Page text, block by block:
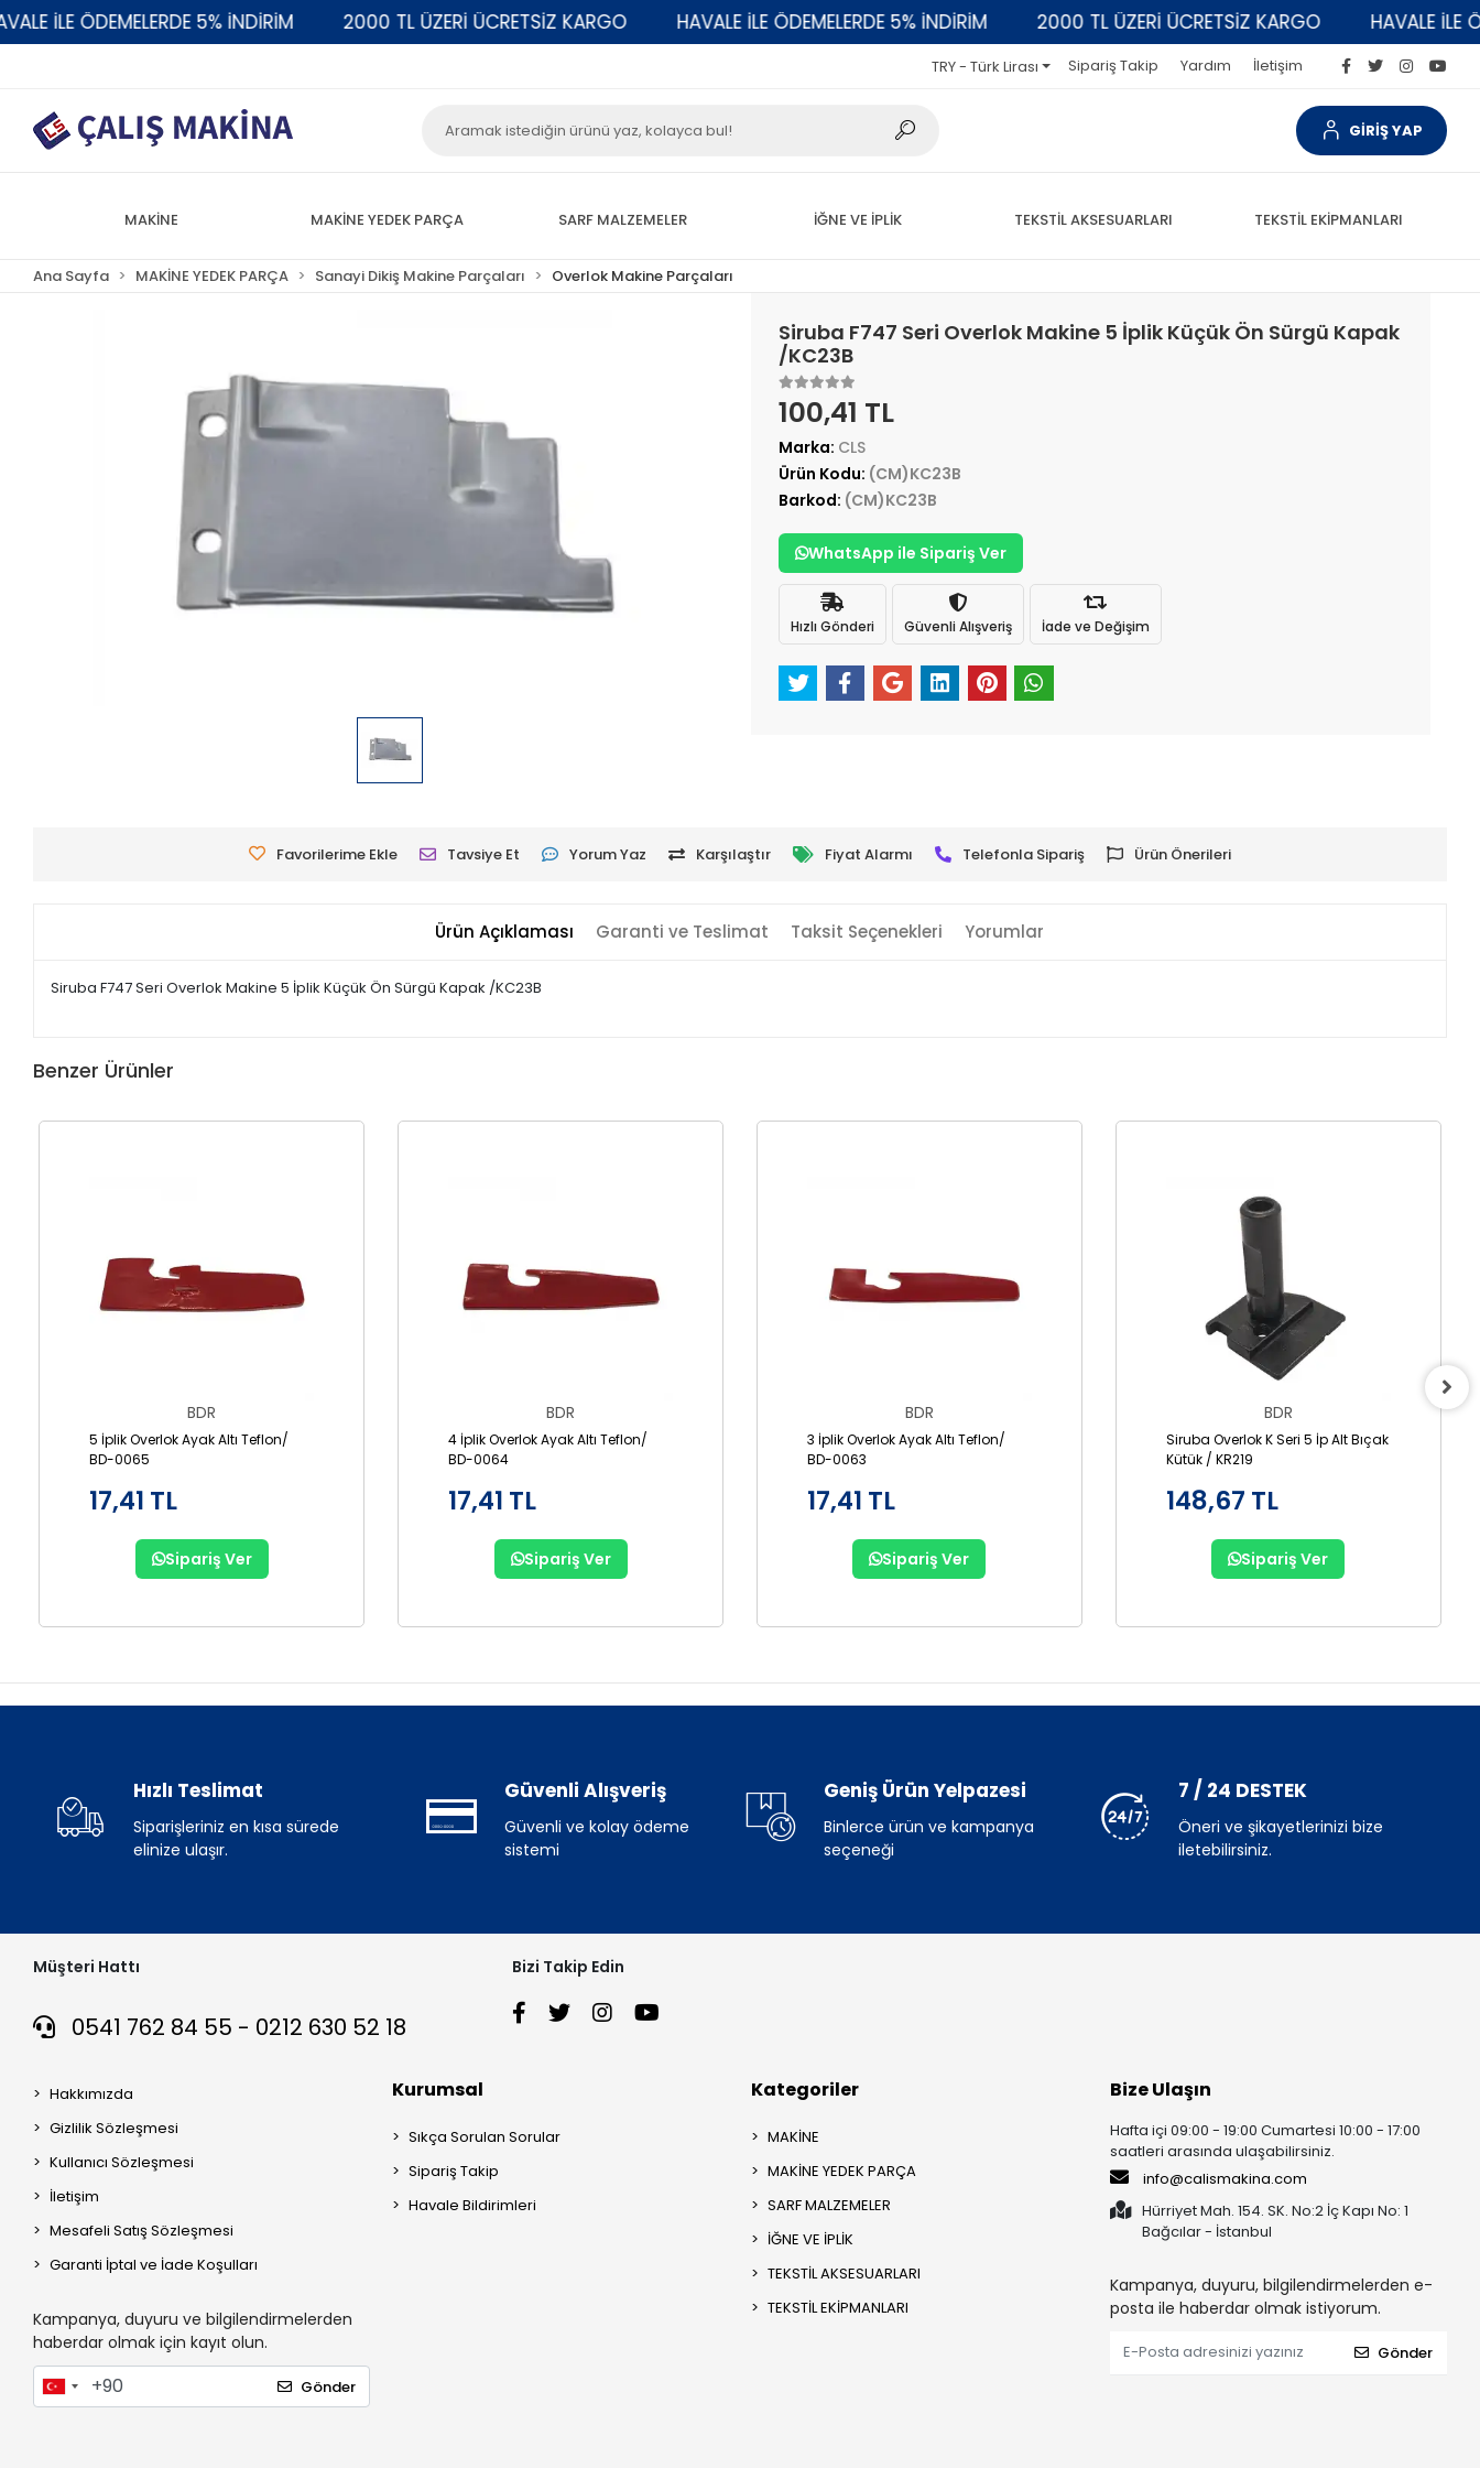
İLE ÖDEMELERDE 5% İNDİRİM 2000 TL ÜZERİ ÜCRETSİZ KARGO HAVALE İLE ÖDEMELERDE 5% İNDİRİM 2000 TL ÜZERİ ÜCRETSİZ KARGO HAVALE İLE
TRY - Türk Lirası Sipariş Takip Yardım İletişim
GİRİŞ YAP
MAKİNE MAKİNE YEDEK PARÇA SARF MALZEMELER İĞNE VE İPLİK TEKSTİL AKSESUARLARI TEKSTİL EKİPMANLARI
Ana Sayfa MAKİNE YEDEK PARÇA Sanayi Dikiş Makine Parçaları Overlok Makine Parçaları
Siruba F747 Seri Overlok Makine 5 İplik Küçük Ön Sürgü Kapak
/KC23B
100,41 TL
Marka: CLS
Ürün Kodu: (CM)KC23B
Barkod: (CM)KC23B
WhatsApp ile Sipariş Ver
Hızlı Gönderi Güvenli Alışveriş İade ve Değişim
Favorilerime Ekle Tavsiye Et Yorum Yaz Karşılaştır Fiyat Alarmı Telefonla Sipariş Ürün Önerileri
Ürün Açıklaması Garanti ve Teslimat Taksit Seçenekleri Yorumlar
Siruba F747 Seri Overlok Makine 5 İplik Küçük Ön Sürgü Kapak /KC23B
Benzer Ürünler
BDR
5 İplik Overlok Ayak Altı Teflon/
BD-0065
17,41 TL
Sipariş Ver
BDR
4 İplik Overlok Ayak Altı Teflon/
BD-0064
17,41 TL
Sipariş Ver
BDR
3 İplik Overlok Ayak Altı Teflon/
BD-0063
17,41 TL
Sipariş Ver
BDR
Siruba Overlok K Seri 5 İp Alt Bıçak
Kütük / KR219
148,67 TL
Sipariş Ver
Hızlı Teslimat
Siparişleriniz en kısa sürede
elinize ulaşır.
Güvenli Alışveriş
Güvenli ve kolay ödeme
sistemi
Geniş Ürün Yelpazesi
Binlerce ürün ve kampanya
seçeneği
7 / 24 DESTEK
Öneri ve şikayetlerinizi bize
iletebilirsiniz.
Müşteri Hattı
0541 762 84 55 - 0212 630 52 18
Bizi Takip Edin
Hakkımızda
Gizlilik Sözleşmesi
Kullanıcı Sözleşmesi
İletişim
Mesafeli Satış Sözleşmesi
Garanti İptal ve İade Koşulları
Kampanya, duyuru ve bilgilendirmelerden
haberdar olmak için kayıt olun.
Gönder
Kurumsal
Sıkça Sorulan Sorular
Sipariş Takip
Havale Bildirimleri
Kategoriler
MAKİNE
MAKİNE YEDEK PARÇA
SARF MALZEMELER
İĞNE VE İPLİK
TEKSTİL AKSESUARLARI
TEKSTİL EKİPMANLARI
Bize Ulaşın
Hafta içi 09:00 - 19:00 Cumartesi 10:00 - 17:00
saatleri arasında ulaşabilirsiniz.
info@calismakina.com
Hürriyet Mah. 154. SK. No:2 İç Kapı No: 1
Bağcılar - İstanbul
Kampanya, duyuru, bilgilendirmelerden e-
posta ile haberdar olmak istiyorum.
Gönder